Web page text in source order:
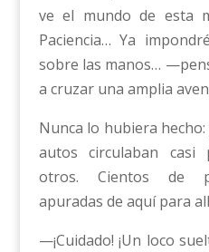
ve el mundo de esta
Paciencia… Ya
sobre las manos…
a cruzar una amplia
Nunca lo hubiera
autos circulaban casi
otros. Cientos de
apuradas de aquí para
—¡Cuidado! ¡Un loco